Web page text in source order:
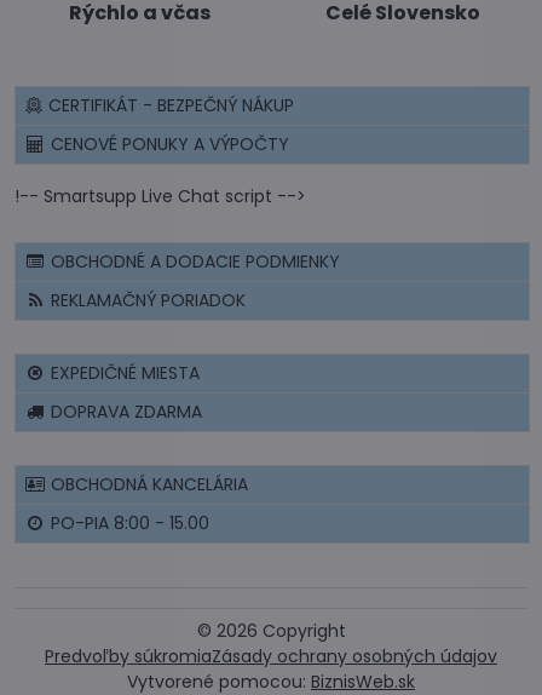
Rýchlo a včas Celé Slovensko
CERTIFIKÁT - BEZPEČNÝ NÁKUP
CENOVÉ PONUKY A VÝPOČTY
!-- Smartsupp Live Chat script -->
OBCHODNÉ A DODACIE PODMIENKY
REKLAMAČNÝ PORIADOK
EXPEDIČNÉ MIESTA
DOPRAVA ZDARMA
OBCHODNÁ KANCELÁRIA
PO-PIA 8:00 - 15.00
© 2026 Copyright
Predvoľby súkromiaZásady ochrany osobných údajov
Vytvorené pomocou: BiznisWeb.sk